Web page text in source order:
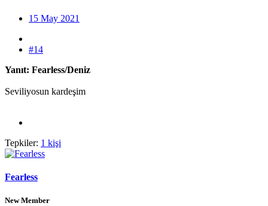
15 May 2021
#14
Yanıt: Fearless/Deniz
Seviliyosun kardeşim
Tepkiler: 1 kişi
Fearless
New Member